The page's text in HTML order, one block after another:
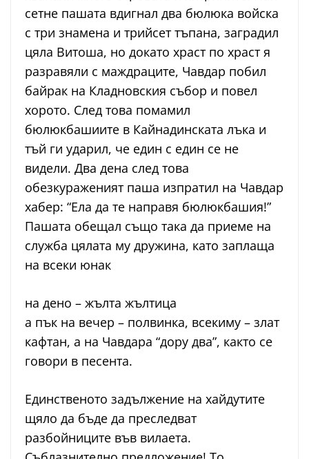
сетне пашата вдигнал два бюлюка войска
с три знамена и трийсет тъпана, заградил
цяла Витоша, но докато храст по храст я
разравяли с маждраците, Чавдар побил
байрак на Кладновския събор и повел
хорото. След това помамил
бюлюкбашиите в Кайнадинската лъка и
тъй ги ударил, че един с един се не
видели. Два дена след това
обезкураженият паша изпратил на Чавдар
хабер: “Ела да те направя бюлюкбашия!”
Пашата обещал също така да приеме на
служба цялата му дружина, като заплаща
на всеки юнак
на дено – жълта жълтица
а пък на вечер – полвинка, всекиму – злат
кафтан, а на Чавдара “дору два”, както се
говори в песента.
Единственото задължение на хайдутите
щяло да бъде да преследват
разбойниците във вилаета.